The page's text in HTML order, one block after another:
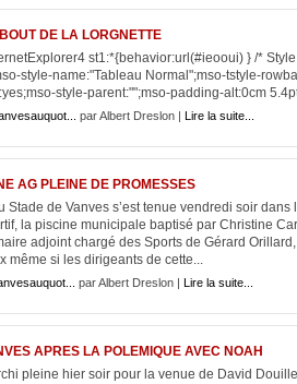
DE LA LORGNETTE
st1:*{behavior:url(#ieooui) } /*
style-name:"Tableau Normal";mso-tstyle-
style-parent:"";mso-padding-alt:0cm
par Albert Dreslon | Lire la suite...
AG PLEINE DE PROMESSES
Stade de Vanves s’est tenue vendredi soir
la piscine municipale baptisé par Christine
adjoint chargé des Sports de Gérard
même si les dirigeants de cette...
par Albert Dreslon | Lire la suite...
APRES LA POLEMIQUE AVEC NOAH
pleine hier soir pour la venue de David